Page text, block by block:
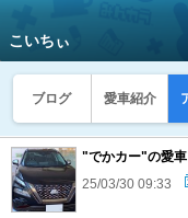
こいちぃ
ブログ 愛車紹介
"でかカー"の愛
25/03/30 09:33